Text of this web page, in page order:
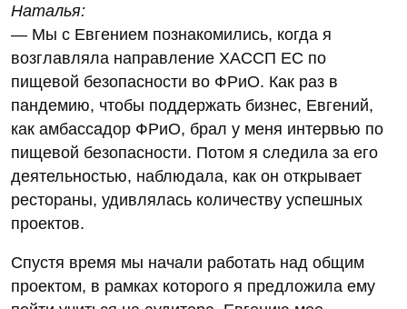
Наталья:
— Мы с Евгением познакомились, когда я
возглавляла направление ХАССП ЕС по
пищевой безопасности во ФРиО. Как раз в
пандемию, чтобы поддержать бизнес, Евгений,
как амбассадор ФРиО, брал у меня интервью по
пищевой безопасности. Потом я следила за его
деятельностью, наблюдала, как он открывает
рестораны, удивлялась количеству успешных
проектов.
Спустя время мы начали работать над общим
проектом, в рамках которого я предложила ему